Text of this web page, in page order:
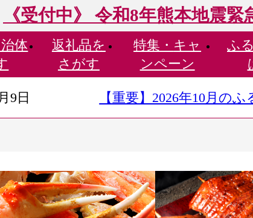
《受付中》 令和8年熊本地震緊
体
返礼品を
さがす
特集・ キャ
ンペーン
ふ
9日 【重要】2026年10月の